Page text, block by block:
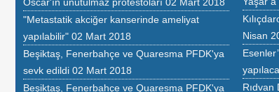
"Metastatik akciğer kanserinde ameliyat
yapılabilir" 02 Mart 2018
Beşiktaş, Fenerbahçe ve Quaresma PFDK'ya
sevk edildi 02 Mart 2018
Beşiktaş, Fenerbahçe ve Quaresma PFDK'ya
Nisan
Rıdvan